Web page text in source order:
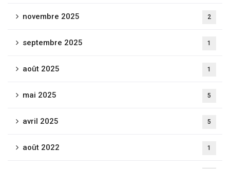
novembre 2025 2
septembre 2025 1
août 2025 1
mai 2025 5
avril 2025 5
août 2022 1